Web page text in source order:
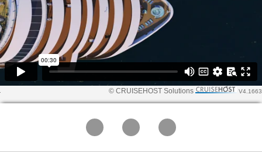
© CRUISEHOST Solutions V4.1663